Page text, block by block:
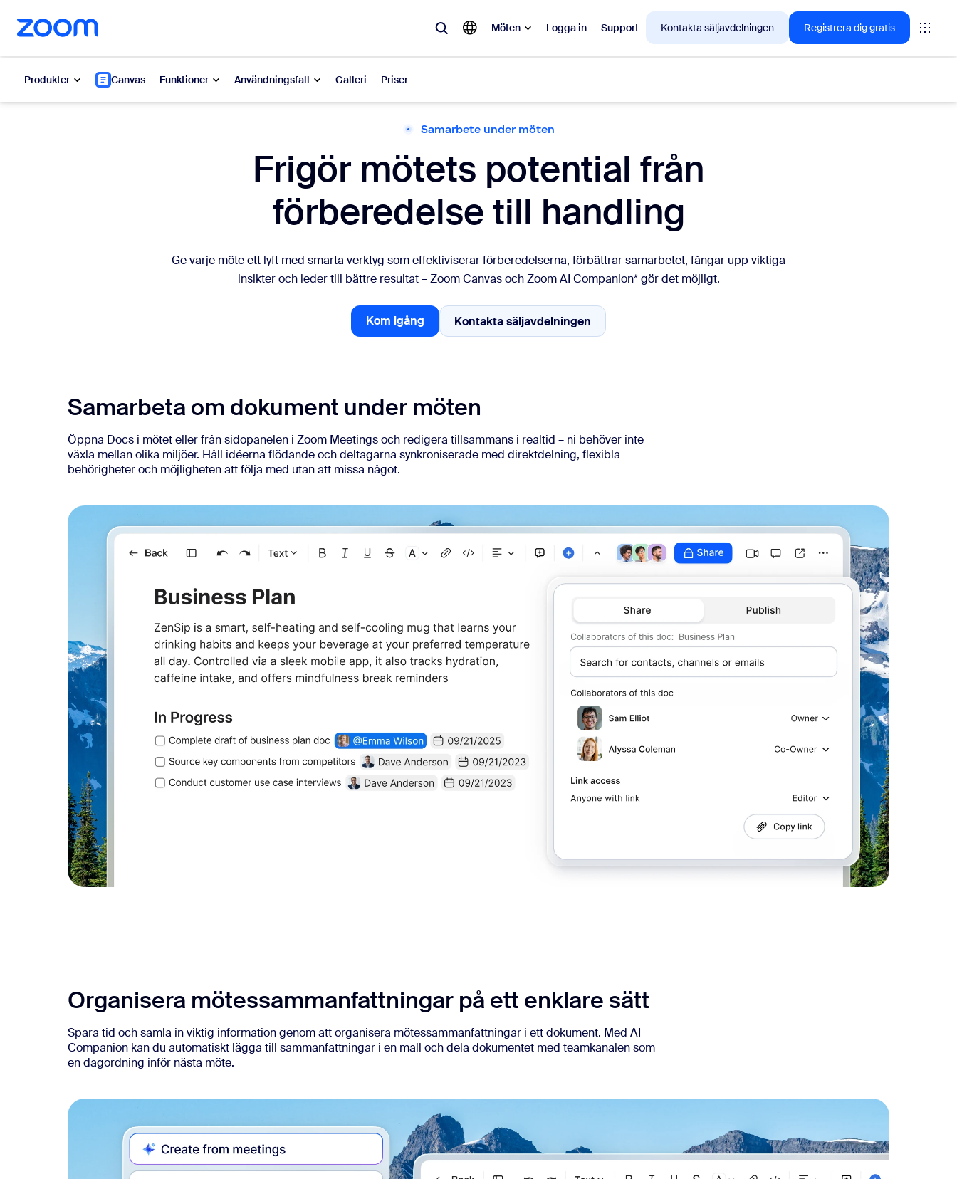
till huvudinnehåll
till hjälpchatt
Produkter Canvas Funktioner Användningsfall Galleri Priser
Möten Logga in Support Kontakta säljavdelningen Registrera dig gratis
Nytt, populärt och omtalat – lösningarna som Zoom-kunder gillar just nu.
My Notes Meetings
Phone Canvas
Installera på dator Kontakta oss
Samarbete under möten
Frigör mötets potential från
förberedelse till handling
Ge varje möte ett lyft med smarta verktyg som effektiviserar förberedelserna, förbättrar samarbetet, fångar upp viktiga
insikter och leder till bättre resultat – Zoom Canvas och Zoom AI Companion* gör det möjligt.
Kom igång
Kom igång
Kontakta säljavdelningen
Kontakta säljavdelningen
Samarbeta om dokument under möten
Öppna Docs i mötet eller från sidopanelen i Zoom Meetings och redigera tillsammans i realtid – ni behöver inte
växla mellan olika miljöer. Håll idéerna flödande och deltagarna synkroniserade med direktdelning, flexibla
behörigheter och möjligheten att följa med utan att missa något.
Organisera mötessammanfattningar på ett enklare sätt
Spara tid och samla in viktig information genom att organisera mötessammanfattningar i ett dokument. Med AI
Companion kan du automatiskt lägga till sammanfattningar i en mall och dela dokumentet med teamkanalen som
en dagordning inför nästa möte.